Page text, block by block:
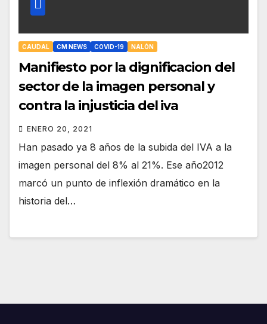
CAUDAL CM NEWS COVID-19 NALÓN
Manifiesto por la dignificacion del
sector de la imagen personal y
contra la injusticia del iva
ENERO 20, 2021
Han pasado ya 8 años de la subida del IVA a la
imagen personal del 8% al 21%. Ese año2012
marcó un punto de inflexión dramático en la
historia del…